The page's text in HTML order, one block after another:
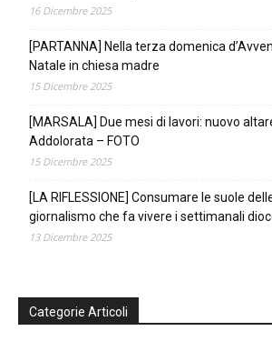
16 Dicembre 2025
[PARTANNA] Nella terza domenica
Natale in chiesa madre
15 Dicembre 2025
[MARSALA] Due mesi di lavori: nuovo
Addolorata – FOTO
15 Dicembre 2025
[LA RIFLESSIONE] Consumare le suole
giornalismo che fa vivere i settimanali
13 Dicembre 2025
Categorie Articoli